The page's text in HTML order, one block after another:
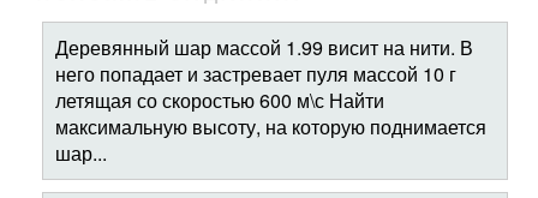
Деревянный шар массой 1.99 висит на нити. В
него попадает и застревает пуля массой 10 г
летящая со скоростью 600 м\с Найти
максимальную высоту, на которую поднимается
шар...